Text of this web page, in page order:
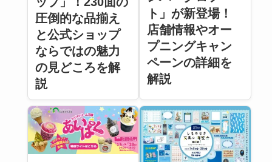
圧倒的な品揃え
と公式ショップ
ならではの魅力
の見どころを解
説
ト」が新登場！
店舗情報やオー
プニングキャン
ペーンの詳細を
解説